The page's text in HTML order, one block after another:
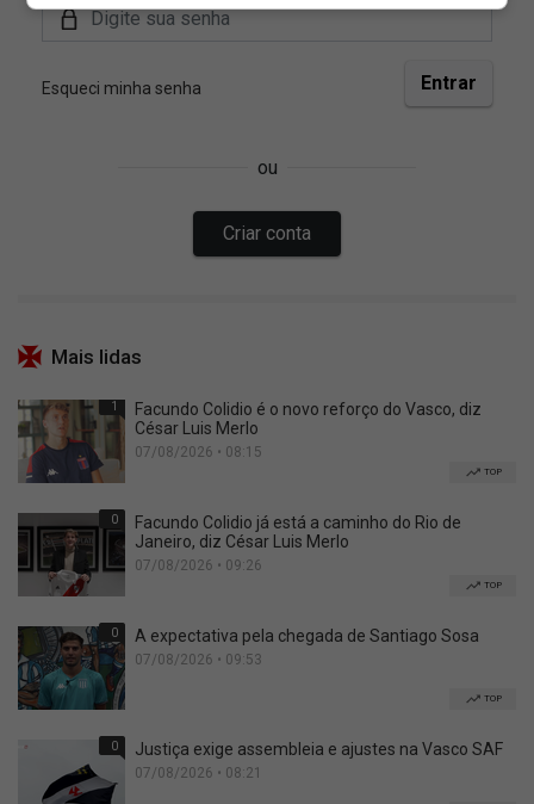
Mais lidas
1
Facundo Colidio é o novo reforço do Vasco, diz
César Luis Merlo
07/08/2026 • 08:15
TOP
0
Facundo Colidio já está a caminho do Rio de
Janeiro, diz César Luis Merlo
07/08/2026 • 09:26
TOP
0 A expectativa pela chegada de Santiago Sosa
07/08/2026 • 09:53
TOP
0 Justiça exige assembleia e ajustes na Vasco SAF
07/08/2026 • 08:21